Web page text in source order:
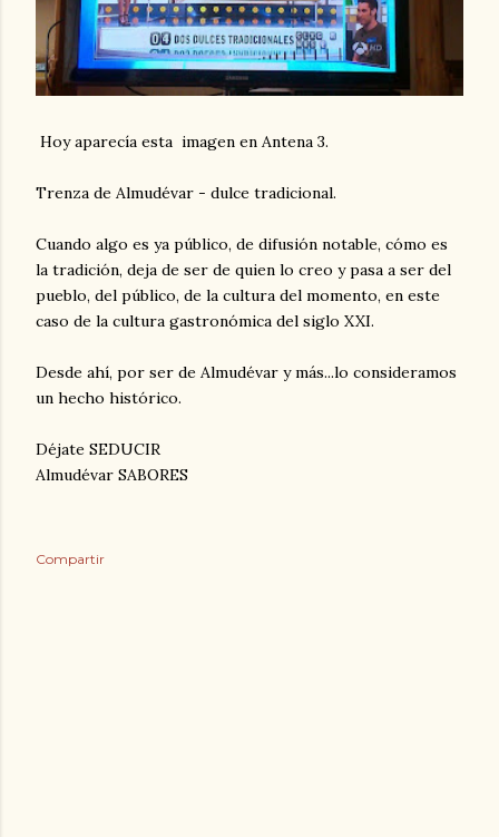
Hoy aparecía esta imagen en Antena 3.
Trenza de Almudévar - dulce tradicional.
Cuando algo es ya público, de difusión notable, cómo es
la tradición, deja de ser de quien lo creo y pasa a ser del
pueblo, del público, de la cultura del momento, en este
caso de la cultura gastronómica del siglo XXI.
Desde ahí, por ser de Almudévar y más...lo consideramos
un hecho histórico.
Déjate SEDUCIR
Almudévar SABORES
Compartir